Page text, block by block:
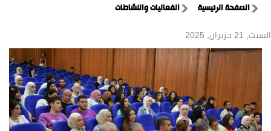
الصفحة الرئيسية الفعاليات والنشاطات
السبت, 21 حزيران, 2025